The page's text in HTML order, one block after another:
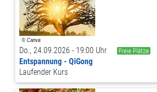
Do., 24.09.2026 - 19:00 Uhr Freie Plätze
Entspannung - QiGong
Laufender Kurs